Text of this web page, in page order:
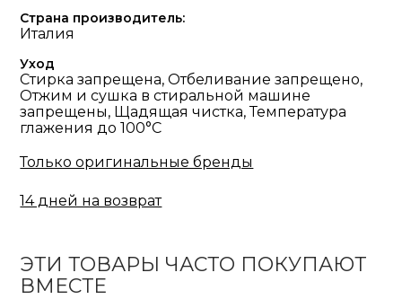
Страна производитель:
Италия
Уход
Стирка запрещена, Отбеливание запрещено,
Отжим и сушка в стиральной машине
запрещены, Щадящая чистка, Температура
глажения до 100°С
Только оригинальные бренды
14 дней на возврат
ЭТИ ТОВАРЫ ЧАСТО ПОКУПАЮТ
ВМЕСТЕ